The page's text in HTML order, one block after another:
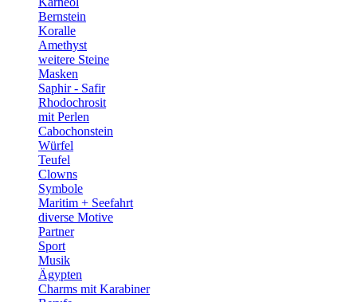
Bernstein
Koralle
Amethyst
weitere Steine
Masken
Saphir - Safir
Rhodochrosit
mit Perlen
Cabochonstein
Würfel
Teufel
Clowns
Symbole
Maritim + Seefahrt
diverse Motive
Partner
Sport
Musik
Ägypten
Charms mit Karabiner